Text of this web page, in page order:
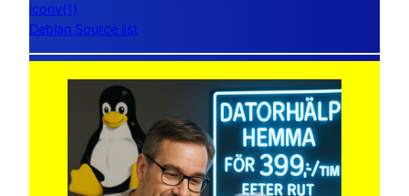
iconv(1)
Debian Source list